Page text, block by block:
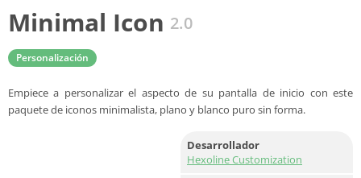
Minimal Icon 2.0
Personalización
Empiece a personalizar el aspecto de su pantalla de inicio con este
paquete de iconos minimalista, plano y blanco puro sin forma.
Desarrollador
Hexoline Customization